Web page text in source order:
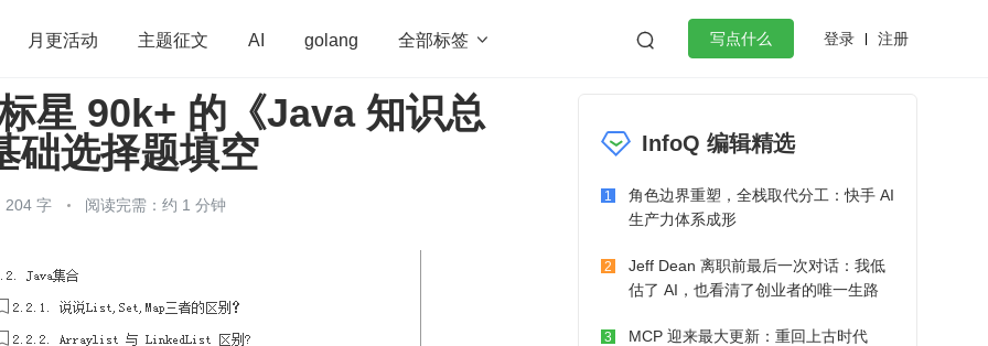
月更活动 主题征文 AI golang 全部标签   写点什么 登录 注册
算法 学习方法 Web3.0 高效工作
员 运维 深度思考 微服务架构 flutter
星 90k+ 的《Java 知识总
础选择题填空
204 字 阅读完需：约 1 分钟
InfoQ 编辑精选
1
角色边界重塑，全栈取代分工：快手 AI
生产力体系成形
2
Jeff Dean 离职前最后一次对话：我低
估了 AI，也看清了创业者的唯一生路
3
MCP 迎来最大更新：重回上古时代